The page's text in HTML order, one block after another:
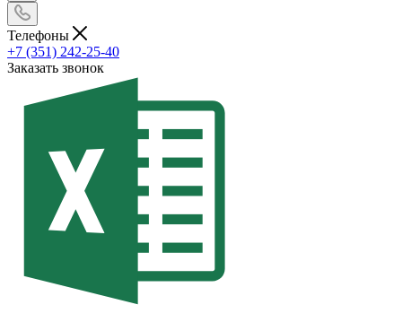
Телефоны
+7 (351) 242-25-40
Заказать звонок